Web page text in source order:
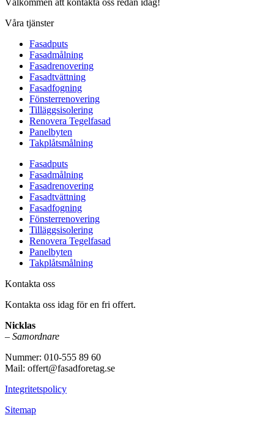
Våra tjänster
Fasadputs
Fasadmålning
Fasadrenovering
Fasadtvättning
Fasadfogning
Fönsterrenovering
Tilläggsisolering
Renovera Tegelfasad
Panelbyten
Takplåtsmålning
Fasadputs
Fasadmålning
Fasadrenovering
Fasadtvättning
Fasadfogning
Fönsterrenovering
Tilläggsisolering
Renovera Tegelfasad
Panelbyten
Takplåtsmålning
Kontakta oss
Kontakta oss idag för en fri offert.
Nicklas
– Samordnare
Nummer: 010-555 89 60
Mail: offert@fasadforetag.se
Integritetspolicy
Sitemap